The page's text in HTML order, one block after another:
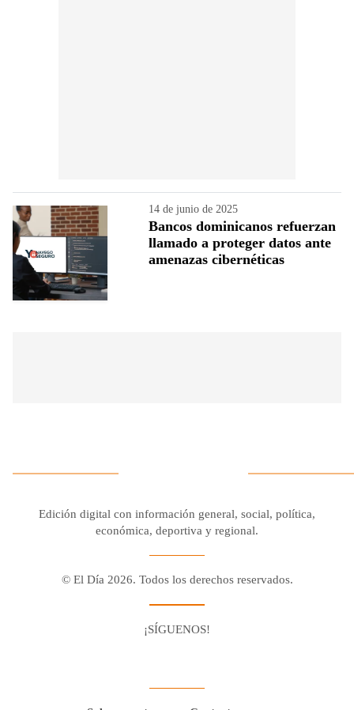
14 de junio de 2025
Bancos dominicanos refuerzan
llamado a proteger datos ante
amenazas cibernéticas
Edición digital con información general, social, política,
económica, deportiva y regional.
© El Día 2026. Todos los derechos reservados.
¡SÍGUENOS!